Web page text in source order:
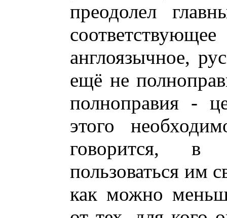
преодолел
англоязычное,
ещё не
полноправия -
этого
говорится, в
пользоваться им
как можно